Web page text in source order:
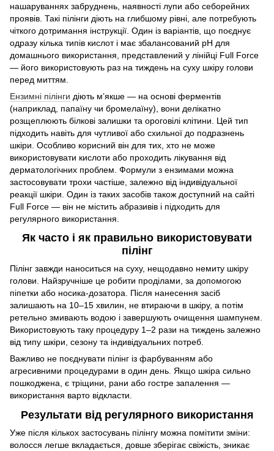
нашаруваннях забруднень, наявності лупи або себорейних
проявів. Такі пілінги діють на глибшому рівні, але потребують
чіткого дотримання інструкції. Один із варіантів, що поєднує
одразу кілька типів кислот і має збалансований pH для
домашнього використання, представлений у лінійці Full Force
— його використовують раз на тиждень на суху шкіру голови
перед миттям.
Ензимні пілінги діють м’якше — на основі ферментів
(наприклад, папаїну чи бромелаїну), вони делікатно
розщеплюють білкові залишки та ороговілі клітини. Цей тип
підходить навіть для чутливої або схильної до подразнень
шкіри. Особливо корисний він для тих, хто не може
використовувати кислоти або проходить лікування від
дерматологічних проблем. Формули з ензимами можна
застосовувати трохи частіше, залежно від індивідуальної
реакції шкіри. Один із таких засобів також доступний на сайті
Full Force — він не містить абразивів і підходить для
регулярного використання.
Як часто і як правильно використовувати
пілінг
Пілінг завжди наноситься на суху, нещодавно немиту шкіру
голови. Найзручніше це робити проділами, за допомогою
піпетки або носика-дозатора. Після нанесення засіб
залишають на 10–15 хвилин, не втираючи в шкіру, а потім
ретельно змивають водою і завершують очищення шампунем.
Використовують таку процедуру 1–2 рази на тиждень залежно
від типу шкіри, сезону та індивідуальних потреб.
Важливо не поєднувати пілінг із фарбуванням або
агресивними процедурами в один день. Якщо шкіра сильно
пошкоджена, є тріщини, рани або гостре запалення —
використання варто відкласти.
Результати від регулярного використання
Уже після кількох застосувань пілінгу можна помітити зміни:
волосся легше вкладається, довше зберігає свіжість, зникає